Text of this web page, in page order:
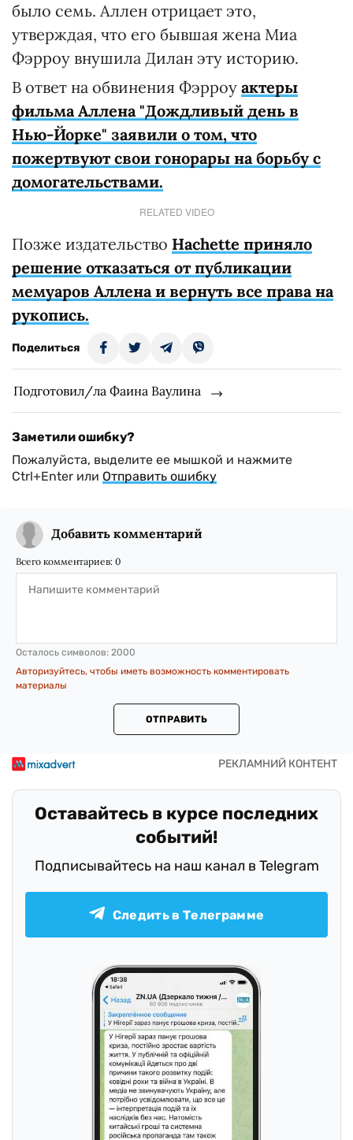
было семь. Аллен отрицает это,
утверждая, что его бывшая жена Миа
Фэрроу внушила Дилан эту историю.
В ответ на обвинения Фэрроу актеры
фильма Аллена "Дождливый день в
Нью-Йорке" заявили о том, что
пожертвуют свои гонорары на борьбу с
домогательствами.
RELATED VIDEO
Позже издательство Hachette приняло
решение отказаться от публикации
мемуаров Аллена и вернуть все права на
рукопись.
Поделиться
Подготовил/ла Фаина Ваулина
Заметили ошибку?
Пожалуйста, выделите ее мышкой и нажмите
Ctrl+Enter или Отправить ошибку
Добавить комментарий
Всего комментариев: 0
Осталось символов: 2000
Авторизуйтесь, чтобы иметь возможность комментировать
материалы
ОТПРАВИТЬ
Оставайтесь в курсе последних
событий!
Подписывайтесь на наш канал в Telegram
Следить в Телеграмме